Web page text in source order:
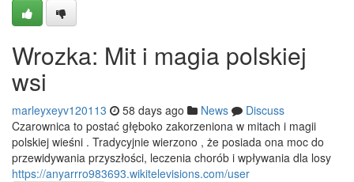
Wrozka: Mit i magia polskiej
wsi
marleyxeyv120113 58 days ago News
Discuss
Czarownica to postać głęboko zakorzeniona w mitach i magii
polskiej wieśni . Tradycyjnie wierzono , że posiada ona moc do
przewidywania przyszłości, leczenia chorób i wpływania dla losy
https://anyarrro983693.wikitelevisions.com/user